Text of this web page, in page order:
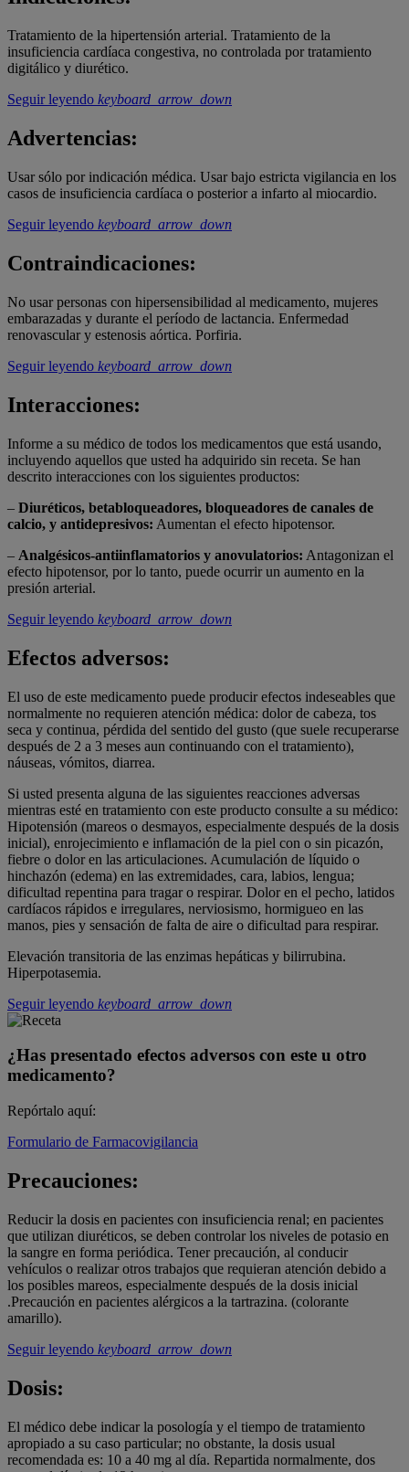
Tratamiento de la hipertensión arterial. Tratamiento de la
insuficiencia cardíaca congestiva, no controlada por tratamiento
digitálico y diurético.
Seguir leyendo keyboard_arrow_down
Advertencias:
Usar sólo por indicación médica. Usar bajo estricta vigilancia en los
casos de insuficiencia cardíaca o posterior a infarto al miocardio.
Seguir leyendo keyboard_arrow_down
Contraindicaciones:
No usar personas con hipersensibilidad al medicamento, mujeres
embarazadas y durante el período de lactancia. Enfermedad
renovascular y estenosis aórtica. Porfiria.
Seguir leyendo keyboard_arrow_down
Interacciones:
Informe a su médico de todos los medicamentos que está usando,
incluyendo aquellos que usted ha adquirido sin receta. Se han
descrito interacciones con los siguientes productos:
– Diuréticos, betabloqueadores, bloqueadores de canales de
calcio, y antidepresivos: Aumentan el efecto hipotensor.
– Analgésicos-antiinflamatorios y anovulatorios: Antagonizan el
efecto hipotensor, por lo tanto, puede ocurrir un aumento en la
presión arterial.
Seguir leyendo keyboard_arrow_down
Efectos adversos:
El uso de este medicamento puede producir efectos indeseables que
normalmente no requieren atención médica: dolor de cabeza, tos
seca y continua, pérdida del sentido del gusto (que suele recuperarse
después de 2 a 3 meses aun continuando con el tratamiento),
náuseas, vómitos, diarrea.
Si usted presenta alguna de las siguientes reacciones adversas
mientras esté en tratamiento con este producto consulte a su médico:
Hipotensión (mareos o desmayos, especialmente después de la dosis
inicial), enrojecimiento e inflamación de la piel con o sin picazón,
fiebre o dolor en las articulaciones. Acumulación de líquido o
hinchazón (edema) en las extremidades, cara, labios, lengua;
dificultad repentina para tragar o respirar. Dolor en el pecho, latidos
cardíacos rápidos e irregulares, nerviosismo, hormigueo en las
manos, pies y sensación de falta de aire o dificultad para respirar.
Elevación transitoria de las enzimas hepáticas y bilirrubina.
Hiperpotasemia.
Seguir leyendo keyboard_arrow_down
¿Has presentado efectos adversos con este u otro
medicamento?
Repórtalo aquí:
Formulario de Farmacovigilancia
Precauciones:
Reducir la dosis en pacientes con insuficiencia renal; en pacientes
que utilizan diuréticos, se deben controlar los niveles de potasio en
la sangre en forma periódica. Tener precaución, al conducir
vehículos o realizar otros trabajos que requieran atención debido a
los posibles mareos, especialmente después de la dosis inicial
.Precaución en pacientes alérgicos a la tartrazina. (colorante
amarillo).
Seguir leyendo keyboard_arrow_down
Dosis:
El médico debe indicar la posología y el tiempo de tratamiento
apropiado a su caso particular; no obstante, la dosis usual
recomendada es: 10 a 40 mg al día. Repartida normalmente, dos